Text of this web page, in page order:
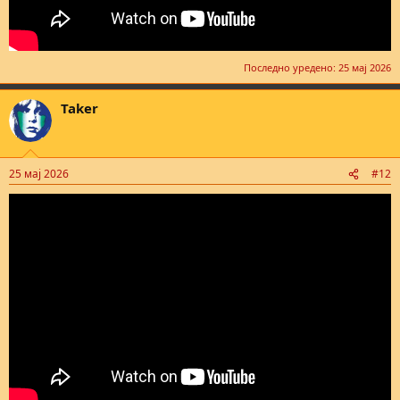
Последно уредено: 25 мај 2026
Taker
25 мај 2026 #12